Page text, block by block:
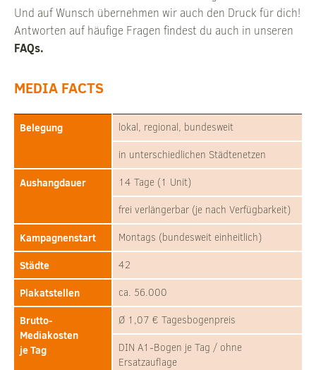
Und auf Wunsch übernehmen wir auch den Druck für dich!
Antworten auf häufige Fragen findest du auch in unseren
FAQs.
MEDIA FACTS
Belegung lokal, regional, bundesweit
in unterschiedlichen Städtenetzen
Aushangdauer 14 Tage (1 Unit)
frei verlängerbar (je nach Verfügbarkeit)
Kampagnenstart Montags (bundesweit einheitlich)
Städte 42
Plakatstellen ca. 56.000
Brutto-
Mediakosten
je Tag
Ø 1,07 € Tagesbogenpreis
DIN A1-Bogen je Tag / ohne
Ersatzauflage